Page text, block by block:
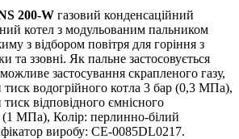
200-W газовий конденсаційний
котел з модульованим пальником
з відбором повітря для горіння з
та ззовні. Як пальне застосовується
застосування скрапленого газу,
водогрійного котла 3 бар (0,3 МПа),
відповідного ємнісного
(1 МПа), Колір: перлинно-білий
виробу: CE-0085DL0217.